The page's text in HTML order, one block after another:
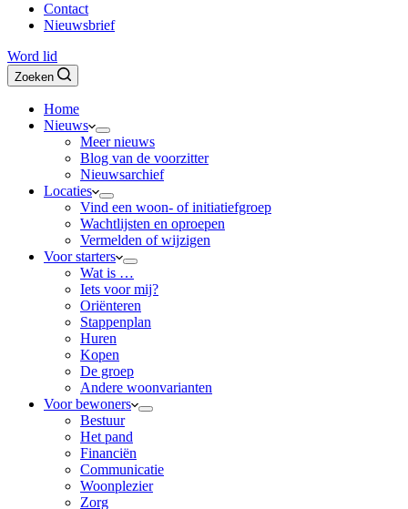
Contact
Nieuwsbrief
Word lid
Zoeken
Home
Nieuws
Meer nieuws
Blog van de voorzitter
Nieuwsarchief
Locaties
Vind een woon- of initiatiefgroep
Wachtlijsten en oproepen
Vermelden of wijzigen
Voor starters
Wat is …
Iets voor mij?
Oriënteren
Stappenplan
Huren
Kopen
De groep
Andere woonvarianten
Voor bewoners
Bestuur
Het pand
Financiën
Communicatie
Woonplezier
Zorg